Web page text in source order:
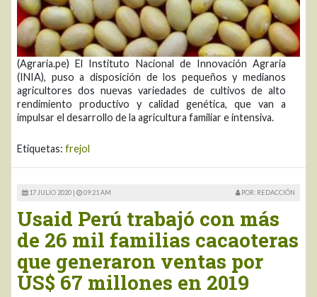
(Agraria.pe) El Instituto Nacional de Innovación Agraria
(INIA), puso a disposición de los pequeños y medianos
agricultores dos nuevas variedades de cultivos de alto
rendimiento productivo y calidad genética, que van a
impulsar el desarrollo de la agricultura familiar e intensiva.
Etiquetas: frejol
17 JULIO 2020 | 09:21 AM POR: REDACCIÓN
Usaid Perú trabajó con más
de 26 mil familias cacaoteras
que generaron ventas por
US$ 67 millones en 2019